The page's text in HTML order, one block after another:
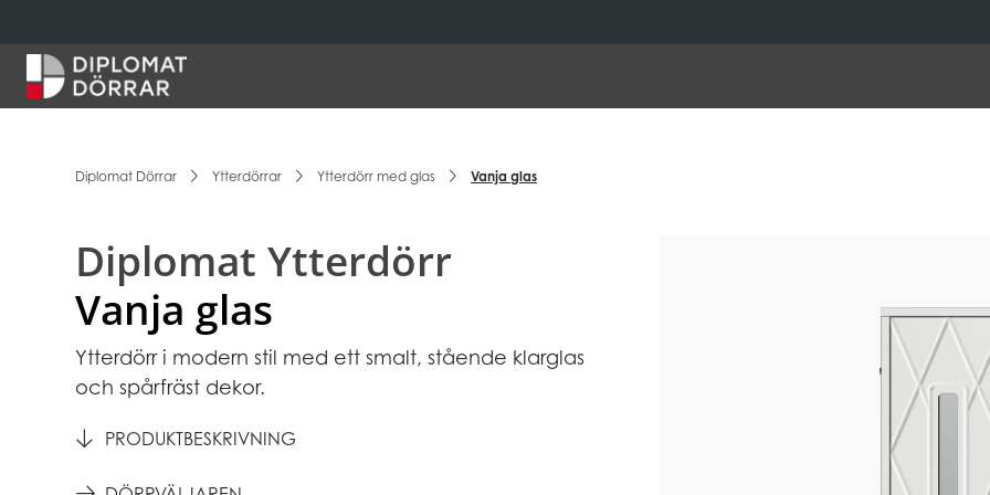
Diplomat Dörrar Ytterdörrar Ytterdörr med glas Vanja glas
Diplomat Ytterdörr
Vanja glas
Ytterdörr i modern stil med ett smalt, stående klarglas
och spårfräst dekor.
PRODUKTBESKRIVNING